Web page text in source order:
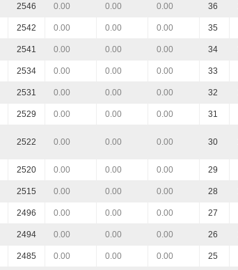
2546 0.00 0.00 0.00 36
2542 0.00 0.00 0.00 35
2541 0.00 0.00 0.00 34
2534 0.00 0.00 0.00 33
2531 0.00 0.00 0.00 32
2529 0.00 0.00 0.00 31
2522 0.00 0.00 0.00 30
2520 0.00 0.00 0.00 29
2515 0.00 0.00 0.00 28
2496 0.00 0.00 0.00 27
2494 0.00 0.00 0.00 26
2485 0.00 0.00 0.00 25